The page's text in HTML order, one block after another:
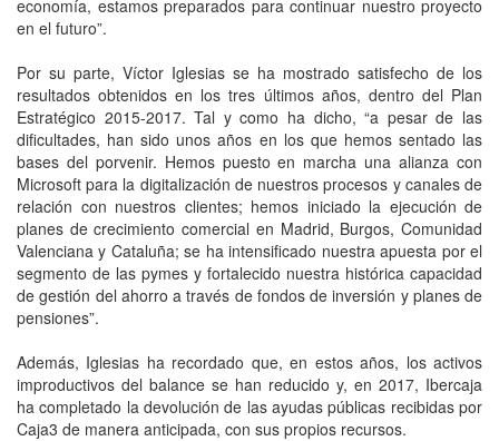
economía, estamos preparados para continuar nuestro proyecto
en el futuro”.
Por su parte, Víctor Iglesias se ha mostrado satisfecho de los
resultados obtenidos en los tres últimos años, dentro del Plan
Estratégico 2015-2017. Tal y como ha dicho, “a pesar de las
dificultades, han sido unos años en los que hemos sentado las
bases del porvenir. Hemos puesto en marcha una alianza con
Microsoft para la digitalización de nuestros procesos y canales de
relación con nuestros clientes; hemos iniciado la ejecución de
planes de crecimiento comercial en Madrid, Burgos, Comunidad
Valenciana y Cataluña; se ha intensificado nuestra apuesta por el
segmento de las pymes y fortalecido nuestra histórica capacidad
de gestión del ahorro a través de fondos de inversión y planes de
pensiones”.
Además, Iglesias ha recordado que, en estos años, los activos
improductivos del balance se han reducido y, en 2017, Ibercaja
ha completado la devolución de las ayudas públicas recibidas por
Caja3 de manera anticipada, con sus propios recursos.